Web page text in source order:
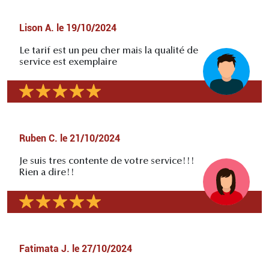
Lison A. le 19/10/2024
Le tarif est un peu cher mais la qualité de
service est exemplaire
Ruben C. le 21/10/2024
Je suis tres contente de votre service!!!
Rien a dire!!
Fatimata J. le 27/10/2024